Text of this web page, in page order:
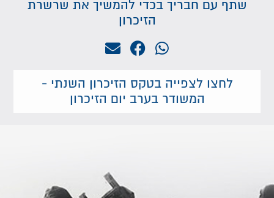
שתף עם חבריך בכדי להמשיך את שרשרת
הזיכרון
לחצו לצפייה בטקס הזיכרון השנתי -
המשודר בערב יום הזיכרון